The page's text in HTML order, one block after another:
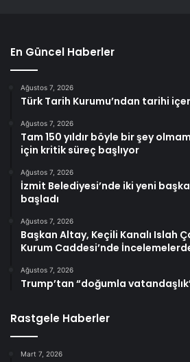
En Güncel Haberler
Ağustos 7, 2026
Türk Tarih Kurumu’ndan tarihi
Ağustos 7, 2026
Tam 150 yıldır böyle bir şey
için kritik süreç başlıyor
Ağustos 7, 2026
İzmit Belediyesi’nde iki yeni
başladı
Ağustos 7, 2026
Başkan Altay, Keçili Kanalı Islah
Kurum Caddesi’nde
Ağustos 7, 2026
Trump’tan “doğumla
Rastgele Haberler
Mart 7, 2026